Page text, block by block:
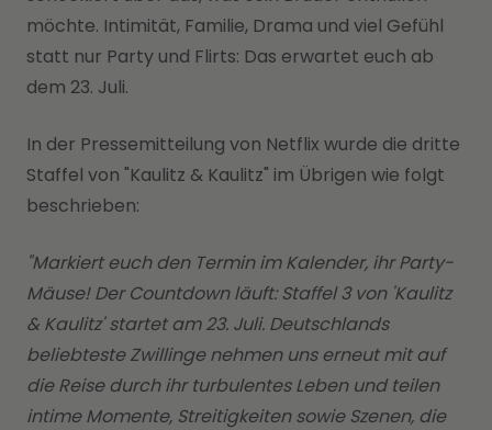
möchte. Intimität, Familie, Drama und viel Gefühl
statt nur Party und Flirts: Das erwartet euch ab
dem 23. Juli.
In der Pressemitteilung von Netflix wurde die dritte
Staffel von "Kaulitz & Kaulitz" im Übrigen wie folgt
beschrieben:
"Markiert euch den Termin im Kalender, ihr Party-
Mäuse! Der Countdown läuft: Staffel 3 von 'Kaulitz
& Kaulitz' startet am 23. Juli. Deutschlands
beliebteste Zwillinge nehmen uns erneut mit auf
die Reise durch ihr turbulentes Leben und teilen
intime Momente, Streitigkeiten sowie Szenen, die